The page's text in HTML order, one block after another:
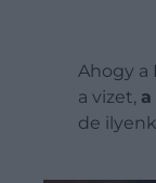
Ahogy a
a vizet,
de